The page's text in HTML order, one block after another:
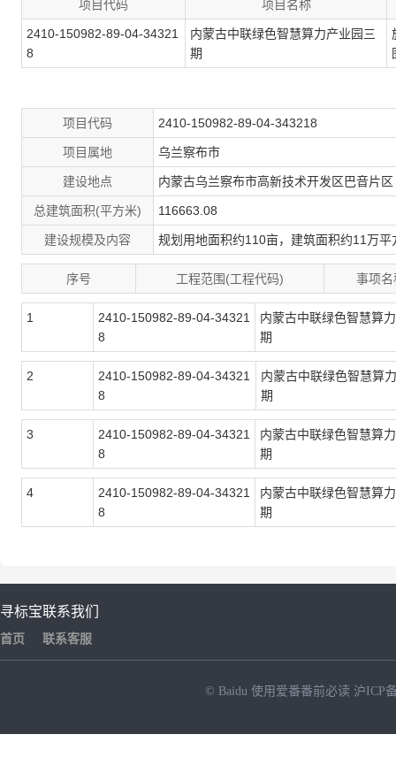
项目代码 项目名称
2410-150982-89-04-34321
8
内蒙古中联绿色智慧算力产业园三
期
项目代码 2410-150982-89-04-343218
项目属地 乌兰察布市
建设地点 内蒙古乌兰察布市高新技术开发区巴音片区
总建筑面积(平方米) 116663.08
建设规模及内容 规划用地面积约110亩，建筑面积约11万
序号 工程范围(工程代码) 事项名
1
2410-150982-89-04-34321
8
内蒙古中联绿色智慧算
期
2
2410-150982-89-04-34321
8
内蒙古中联绿色智慧算
期
3
2410-150982-89-04-34321
8
内蒙古中联绿色智慧算
期
4
2410-150982-89-04-34321
8
内蒙古中联绿色智慧算
期
寻标宝
首页
联系我们
联系客服
© Baidu 使用爱番番前必读 沪ICP